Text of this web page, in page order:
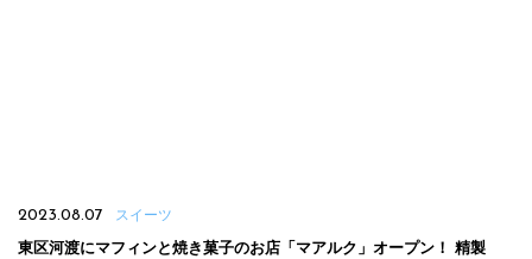
2023.08.07 スイーツ
東区河渡にマフィンと焼き菓子のお店「マアルク」オープン！ 精製